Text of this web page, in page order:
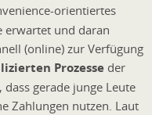
orientiertes
erwartet und daran
(online) zur Verfügung
Prozesse der
gerade junge Leute
Zahlungen nutzen. Laut